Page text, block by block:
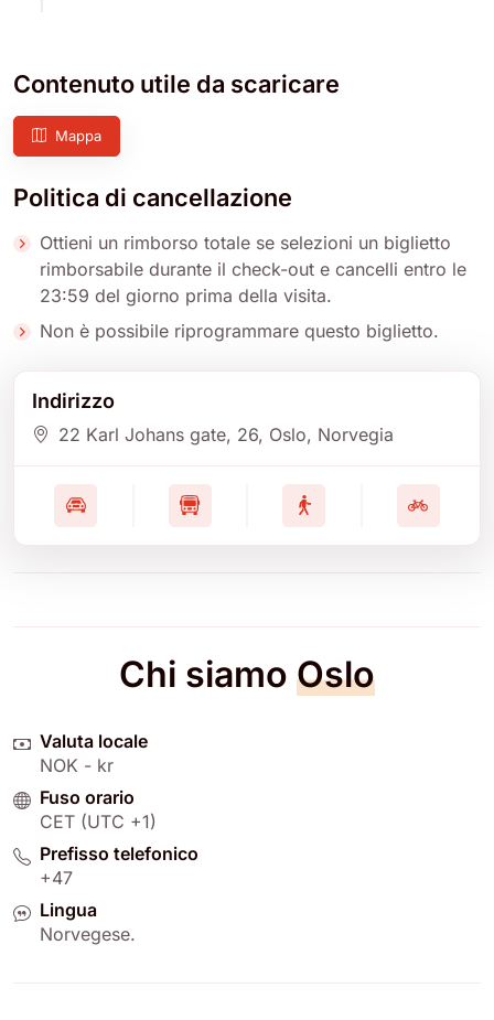
Contenuto utile da scaricare
Mappa
Politica di cancellazione
Ottieni un rimborso totale se selezioni un biglietto
rimborsabile durante il check-out e cancelli entro le
23:59 del giorno prima della visita.
Non è possibile riprogrammare questo biglietto.
Indirizzo
22 Karl Johans gate, 26, Oslo, Norvegia
Chi siamo Oslo
Valuta locale
NOK - kr
Fuso orario
CET (UTC +1)
Prefisso telefonico
+47
Lingua
Norvegese.